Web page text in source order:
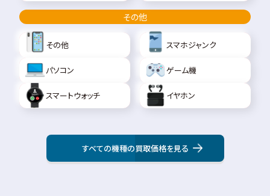
その他
その他 スマホジャンク
パソコン ゲーム機
スマートウォッチ イヤホン
すべての機種の買取価格を見る